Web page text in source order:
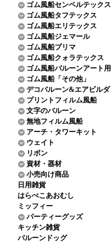
ゴム風船センペルテックス
ゴム風船タフテックス
ゴム風船エリテックス
ゴム風船ジェマール
ゴム風船プリマ
ゴム風船クォラテックス
ゴム風船バルーンアート用
ゴム風船「その他」
デコバルーン&エアビルダ
プリントフィルム風船
文字のバルーン
無地フィルム風船
アーチ・タワーキット
ウェイト
リボン
資材・器材
小売向け商品
日用雑貨
はらぺこあおむし
ミッフィー
パーティーグッズ
キッチン雑貨
バルーンドッグ